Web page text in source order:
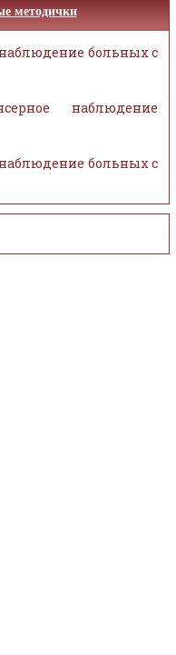
методички
больных с
наблюдение
больных с